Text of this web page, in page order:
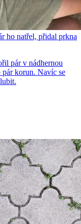
ho natřel, přidal prkna
pár v nádhernou
korun. Navíc se